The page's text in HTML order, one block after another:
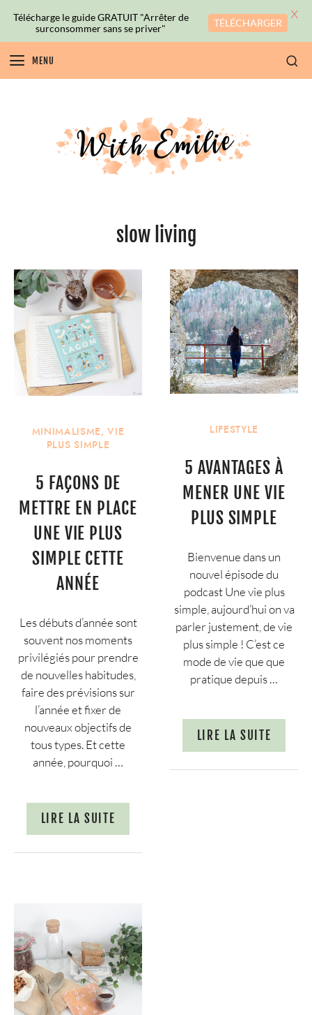
MENU
slow living
MINIMALISME,VIE
PLUS SIMPLE
5 FAÇONS DE
METTRE EN PLACE
UNE VIE PLUS
SIMPLE CETTE
ANNÉE
Les débuts d’année sont
souvent nos moments
privilégiés pour prendre
de nouvelles habitudes,
faire des prévisions sur
l’année et fixer de
nouveaux objectifs de
tous types. Et cette
année, pourquoi …
LIRE LA SUITE
LIFESTYLE
5 AVANTAGES À
MENER UNE VIE
PLUS SIMPLE
Bienvenue dans un
nouvel épisode du
podcast Une vie plus
simple, aujourd’hui on va
parler justement, de vie
plus simple ! C’est ce
mode de vie que que
pratique depuis …
LIRE LA SUITE
Télécharge le guide GRATUIT "Arrêter de
surconsommer sans se priver"
TÉLÉCHARGER
X